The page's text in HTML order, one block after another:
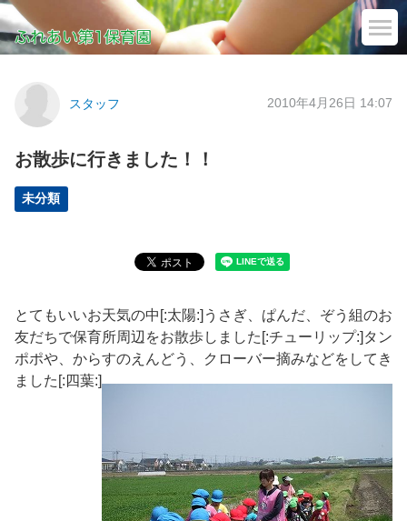
スタッフ 2010年4月26日 14:07
お散歩に行きました！！
未分類
とてもいいお天気の中[:太陽:]うさぎ、ぱんだ、ぞう組のお
友だちで保育所周辺をお散歩しました[:チューリップ:]タン
ポポや、からすのえんどう、クローバー摘みなどをしてき
ました[:四葉:]